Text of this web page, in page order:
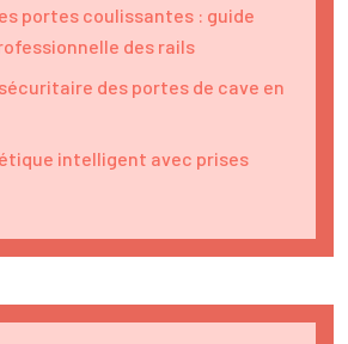
portes coulissantes : guide
des rails
des portes de cave en
intelligent avec prises